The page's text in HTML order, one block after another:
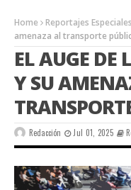
Home Reportajes Especiales
amenaza al transporte
EL AUGE DE
Y SU
Redacción Jul 01, 2025